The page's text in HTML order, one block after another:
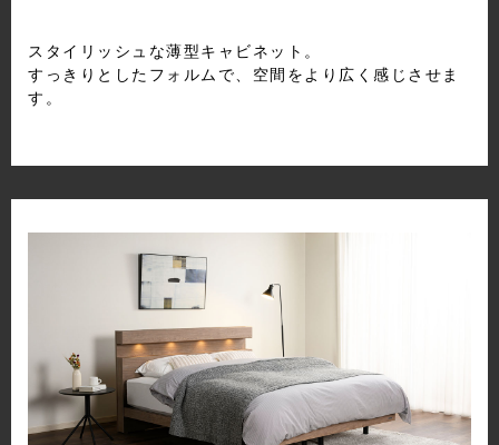
スタイリッシュな薄型キャビネット。
すっきりとしたフォルムで、空間をより広く感じさせま
す。